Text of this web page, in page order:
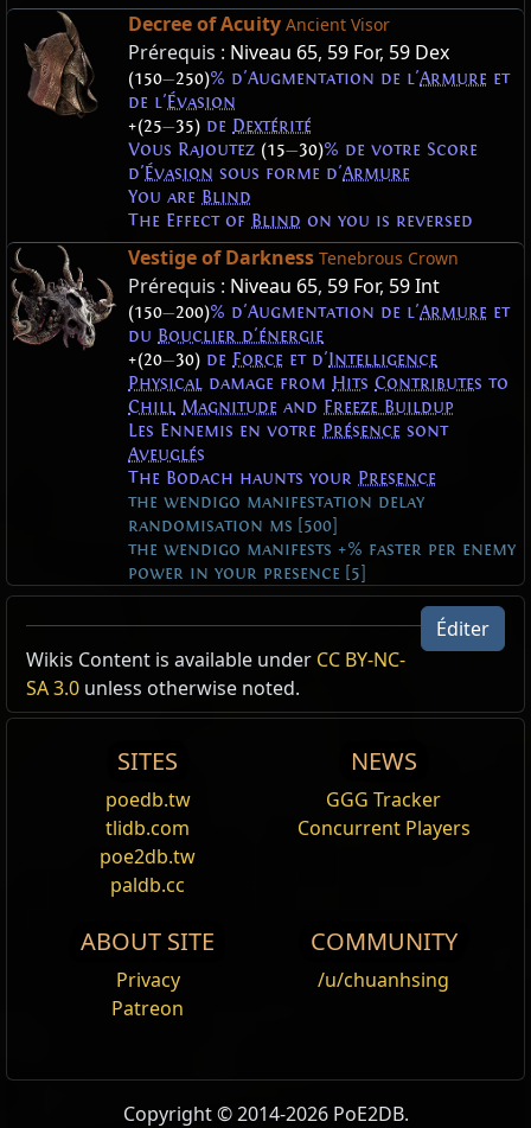
Decree of Acuity Ancient Visor
Prérequis : Niveau 65, 59 For, 59 Dex
(150—250)% d'Augmentation de l'Armure et
de l'Évasion
+(25—35) de Dextérité
Vous Rajoutez (15—30)% de votre Score
d'Évasion sous forme d'Armure
You are Blind
The Effect of Blind on you is reversed
Vestige of Darkness Tenebrous Crown
Prérequis : Niveau 65, 59 For, 59 Int
(150—200)% d'Augmentation de l'Armure et
du Bouclier d'énergie
+(20—30) de Force et d'Intelligence
Physical damage from Hits Contributes to
Chill Magnitude and Freeze Buildup
Les Ennemis en votre Présence sont
Aveuglés
The Bodach haunts your Presence
the wendigo manifestation delay
randomisation ms [500]
the wendigo manifests +% faster per enemy
power in your presence [5]
Reset
Couronne en or
Prérequis :
+(16 — Attributs
Visage en or
Prérequis :
+(8—16)
Heaume rouillé
Armure
Heaume de soldat
Éditer
Wikis Content is available under CC BY-NC-
SA 3.0 unless otherwise noted.
SITES
poedb.tw
tlidb.com
poe2db.tw
paldb.cc
NEWS
GGG Tracker
Concurrent Players
ABOUT SITE
Privacy
Patreon
COMMUNITY
/u/chuanhsing
Copyright © 2014-2026 PoE2DB.